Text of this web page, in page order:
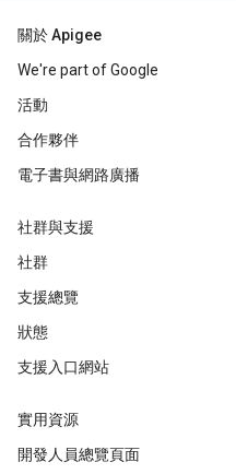
關於 Apigee
We're part of Google
活動
合作夥伴
電子書與網路廣播
社群與支援
社群
支援總覽
狀態
支援入口網站
實用資源
開發人員總覽頁面